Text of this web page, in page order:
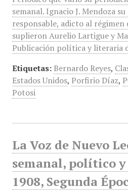
semanal. Ignacio J. Mendoza
responsable, adicto al régimen
suplieron Aurelio Lartigue y
Publicación política y literaria
Etiquetas: Bernardo Reyes,
Estados Unidos, Porfirio Díaz,
Potosi
La Voz de Nuevo
semanal, político
1908, Segunda